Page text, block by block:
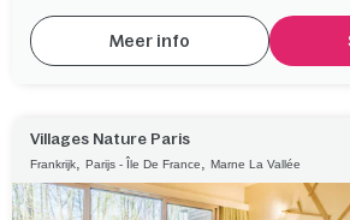
Meer info
Villages Nature Paris
Frankrijk, Parijs - Île De France, Marne La Vallée